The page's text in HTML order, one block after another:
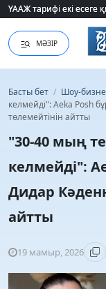
ҮААЖ тарифі екі есеге
ҮААЖ тарифі екі есеге
МӘЗІР
Басты бет / Шоу-
келмейді": Aeka Posh
төлемейтінін айтты
"30-40 мың
келмейді":
Дидар
айтты
19 мамыр, 2026